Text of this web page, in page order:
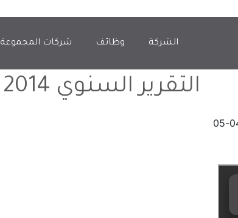
الشركة وظائف شركات المجموعة
التقرير السنوي 2014